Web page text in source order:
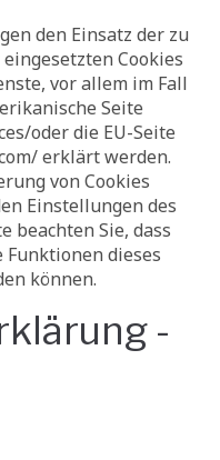
den Einsatz der zu
Cookies
vor allem im Fall
Seite
oder die EU-Seite
erklärt werden.
von Cookies
Einstellungen des
beachten Sie, dass
dieses
können.
-